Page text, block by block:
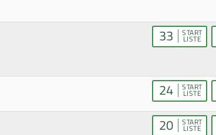
33 START
LISTE
24 START
LISTE
20 START
LISTE